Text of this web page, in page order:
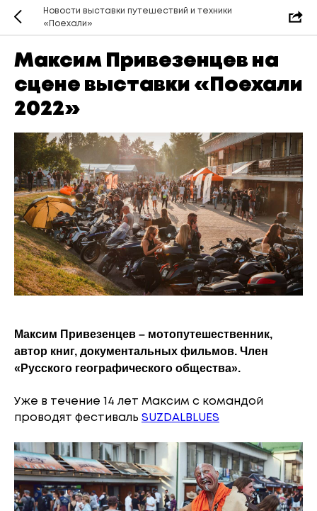
Новости выставки путешествий и техники
«Поехали»
Максим Привезенцев на
сцене выставки «Поехали
2022»
Максим Привезенцев – мотопутешественник,
автор книг, документальных фильмов. Член
«Русского географического общества».
Уже в течение 14 лет Максим с командой
проводят фестиваль SUZDALBLUES